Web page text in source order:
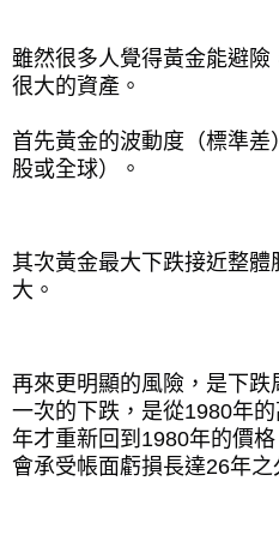
雖然很多人覺得黃金能避
很大的資產。
首先黃金的波動度（標準
股或全球）。
其次黃金最大下跌接近整
大。
再來更明顯的風險，是下
一次的下跌，是從1980年的
年才重新回到 1980年的價
會承受帳面虧損長達26年之